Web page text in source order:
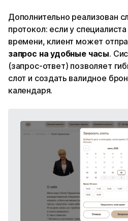
Дополнительно реализован
протокол: если у
времени, клиент может
запрос на удобные часы.
(запрос-ответ) позволяет
слот и создать валидное
календаря.